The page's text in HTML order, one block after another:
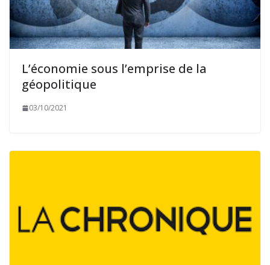
L’économie sous l’emprise de la
géopolitique
03/10/2021